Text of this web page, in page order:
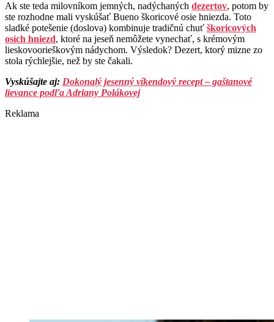
Ak ste teda milovníkom jemných, nadýchaných dezertov, potom by
ste rozhodne mali vyskúšať Bueno škoricové osie hniezda. Toto
sladké potešenie (doslova) kombinuje tradičnú chuť škoricových
osích hniezd, ktoré na jeseň nemôžete vynechať, s krémovým
lieskovoorieškovým nádychom. Výsledok? Dezert, ktorý mizne zo
stola rýchlejšie, než by ste čakali.
Vyskúšajte aj: Dokonalý jesenný víkendový recept – gaštanové
lievance podľa Adriany Polákovej
Reklama